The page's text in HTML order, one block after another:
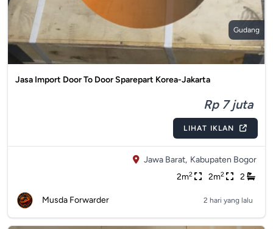
Gudang
Jasa Import Door To Door Sparepart Korea-Jakarta
Rp 7 juta
LIHAT IKLAN
Jawa Barat, Kabupaten Bogor
2m2 2m2 2
Musda Forwarder 2 hari yang lalu